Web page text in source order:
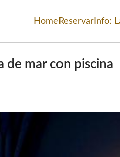
Home Reservar
La Cantera Rural Spa
Calafell en primera linea de mar
Info:
de mar con piscina